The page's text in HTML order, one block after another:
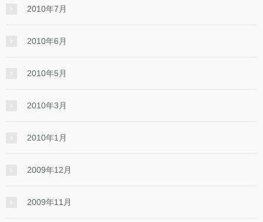
2010年7月
2010年6月
2010年5月
2010年3月
2010年1月
2009年12月
2009年11月